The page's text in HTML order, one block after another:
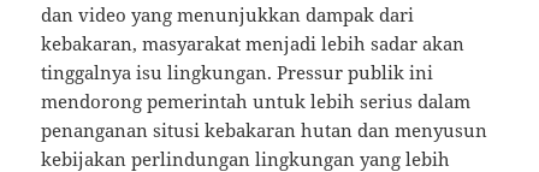
dan video yang menunjukkan dampak dari
kebakaran, masyarakat menjadi lebih sadar akan
tinggalnya isu lingkungan. Pressur publik ini
mendorong pemerintah untuk lebih serius dalam
penanganan situsi kebakaran hutan dan menyusun
kebijakan perlindungan lingkungan yang lebih